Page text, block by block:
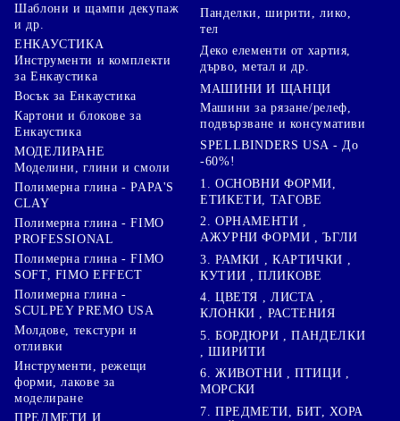
Шаблони и щампи декупаж
и др.
ЕНКАУСТИКА
Инструменти и комплекти
за Енкаустика
Восък за Енкаустика
Картони и блокове за
Енкаустика
МОДЕЛИРАНЕ
Моделини, глини и смоли
Полимерна глина - PAPA'S
CLAY
Полимерна глина - FIMO
PROFESSIONAL
Полимерна глина - FIMO
SOFT, FIMO EFFECT
Полимерна глина -
SCULPEY PREMO USA
Молдове, текстури и
отливки
Инструменти, режещи
форми, лакове за
моделиране
ПРЕДМЕТИ И
Панделки, ширити, лико,
тел
Деко елементи от хартия,
дърво, метал и др.
МАШИНИ И ЩАНЦИ
Машини за рязане/релеф,
подвързване и консумативи
SPELLBINDERS USA - До
-60%!
1. ОСНОВНИ ФОРМИ,
ЕТИКЕТИ, ТАГОВЕ
2. ОРНАМЕНТИ ,
АЖУРНИ ФОРМИ , ЪГЛИ
3. РАМКИ , КАРТИЧКИ ,
КУТИИ , ПЛИКОВЕ
4. ЦВЕТЯ , ЛИСТА ,
КЛОНКИ , РАСТЕНИЯ
5. БОРДЮРИ , ПАНДЕЛКИ
, ШИРИТИ
6. ЖИВОТНИ , ПТИЦИ ,
МОРСКИ
7. ПРЕДМЕТИ, БИТ, ХОРА